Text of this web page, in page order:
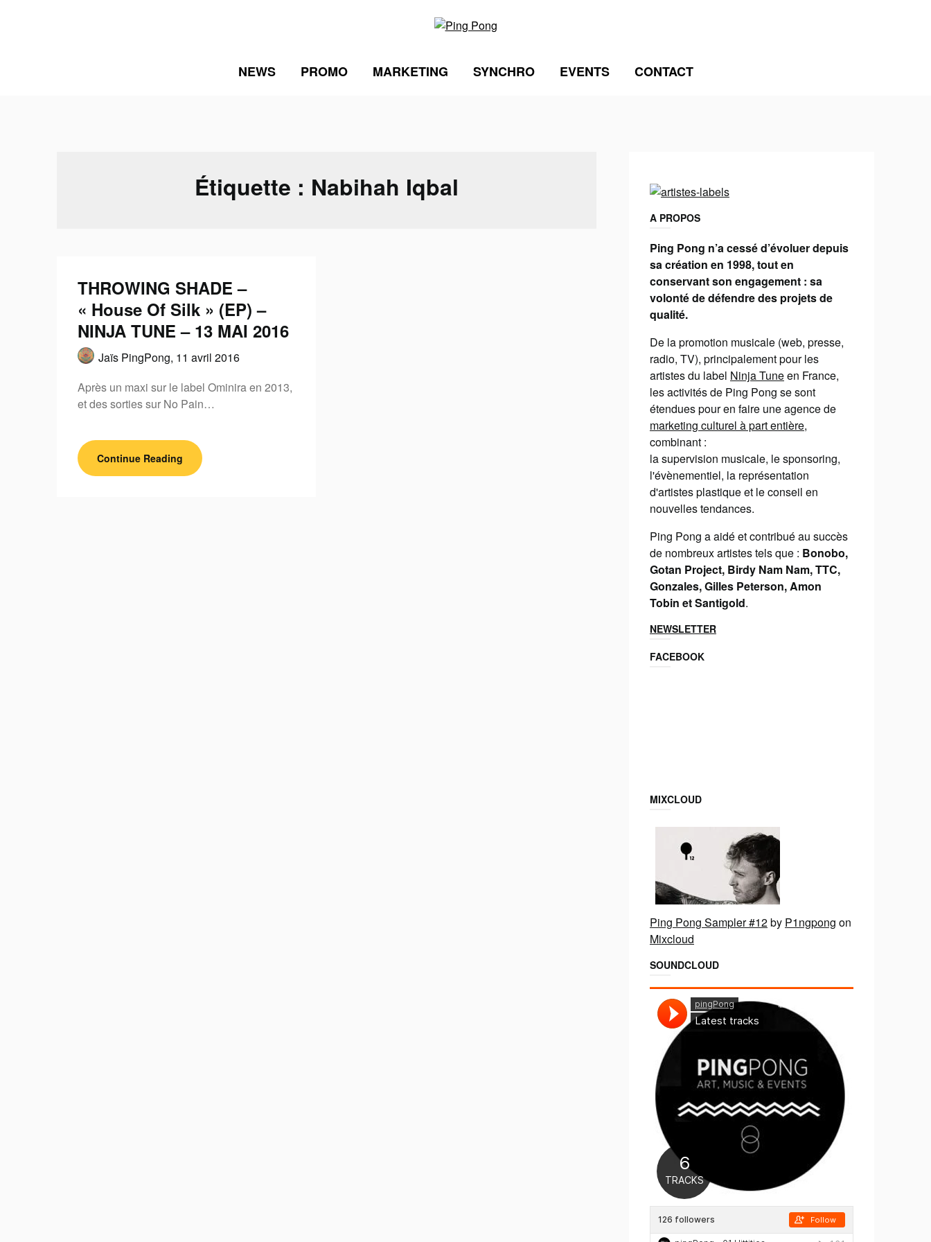
NEWS PROMO MARKETING SYNCHRO EVENTS CONTACT
Étiquette : Nabihah Iqbal
THROWING SHADE –
« House Of Silk » (EP) –
NINJA TUNE – 13 MAI 2016
Jaïs PingPong, 11 avril 2016
Après un maxi sur le label Ominira en 2013,
et des sorties sur No Pain…
Continue Reading
A PROPOS
Ping Pong n’a cessé d’évoluer depuis
sa création en 1998, tout en
conservant son engagement : sa
volonté de défendre des projets de
qualité.
De la promotion musicale (web, presse,
radio, TV), principalement pour les
artistes du label Ninja Tuneen France,
les activités de Ping Pong se sont
étendues pour en faire une agence de
marketing culturel à part entière,
combinant :
la supervision musicale, le sponsoring,
l'évènementiel, la représentation
d'artistes plastique et le conseil en
nouvelles tendances.
Ping Pong a aidé et contribué au succès
de nombreux artistes tels que : Bonobo,
Gotan Project, Birdy Nam Nam, TTC,
Gonzales, Gilles Peterson, Amon
Tobin et Santigold.
NEWSLETTER
FACEBOOK
MIXCLOUD
Ping Pong Sampler #12by P1ngpong on
Mixcloud
SOUNDCLOUD